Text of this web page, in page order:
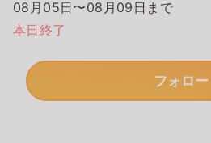
08月05日〜08月09日まで
本日終了
フォロー